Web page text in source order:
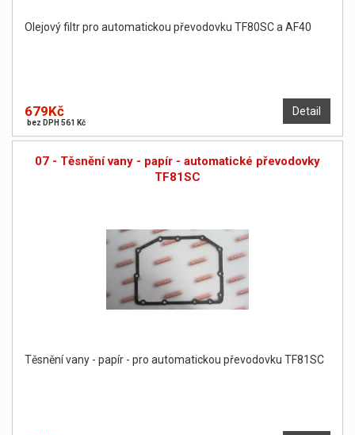
Olejový filtr pro automatickou převodovku TF80SC a AF40
Detail
679Kč
bez DPH 561 Kč
07 - Těsnění vany - papír - automatické převodovky
TF81SC
Těsnění vany - papír - pro automatickou převodovku TF81SC